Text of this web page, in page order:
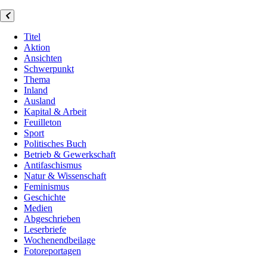
Titel
Aktion
Ansichten
Schwerpunkt
Thema
Inland
Ausland
Kapital & Arbeit
Feuilleton
Sport
Politisches Buch
Betrieb & Gewerkschaft
Antifaschismus
Natur & Wissenschaft
Feminismus
Geschichte
Medien
Abgeschrieben
Leserbriefe
Wochenendbeilage
Fotoreportagen